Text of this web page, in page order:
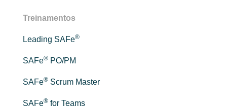
Treinamentos
Leading SAFe®
SAFe® PO/PM
SAFe® Scrum Master
SAFe® for Teams